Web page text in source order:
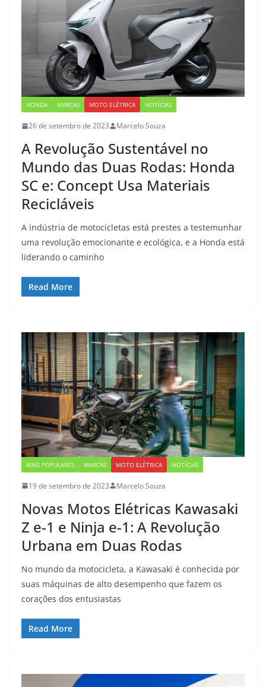
HONDA MARCAS MOTO ELÉTRICA NOTÍCIAS
26 de setembro de 2023 Marcelo Souza
A Revolução Sustentável no
Mundo das Duas Rodas: Honda
SC e: Concept Usa Materiais
Recicláveis
A indústria de motocicletas está prestes a testemunhar
uma revolução emocionante e ecológica, e a Honda está
liderando o caminho
Read More
MAIS POPULARES MARCAS MOTO ELÉTRICA NOTÍCIAS
19 de setembro de 2023 Marcelo Souza
Novas Motos Elétricas Kawasaki
Z e-1 e Ninja e-1: A Revolução
Urbana em Duas Rodas
No mundo da motocicleta, a Kawasaki é conhecida por
suas máquinas de alto desempenho que fazem os
corações dos entusiastas
Read More